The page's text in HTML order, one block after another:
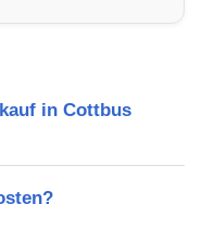
in Cottbus